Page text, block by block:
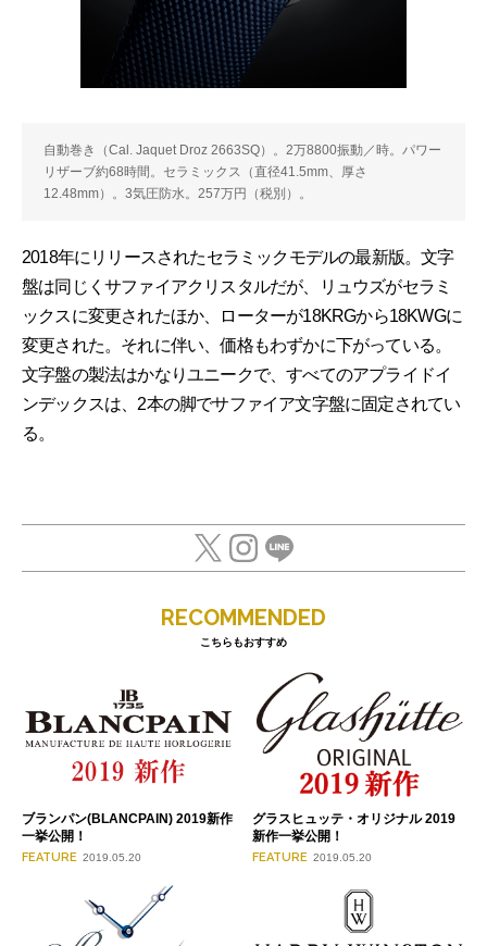
自動巻き（Cal. Jaquet Droz 2663SQ）。2万8800振動／時。パワー
リザーブ約68時間。セラミックス（直径41.5mm、厚さ
12.48mm）。3気圧防水。257万円（税別）。
2018年にリリースされたセラミックモデルの最新版。文字
盤は同じくサファイアクリスタルだが、リュウズがセラミ
ックスに変更されたほか、ローターが18KRGから18KWGに
変更された。それに伴い、価格もわずかに下がっている。
文字盤の製法はかなりユニークで、すべてのアプライドイ
ンデックスは、2本の脚でサファイア文字盤に固定されてい
る。
RECOMMENDED
こちらもおすすめ
ブランパン(BLANCPAIN) 2019新作
一挙公開！
FEATURE 2019.05.20
グラスヒュッテ・オリジナル 2019
新作一挙公開！
FEATURE 2019.05.20